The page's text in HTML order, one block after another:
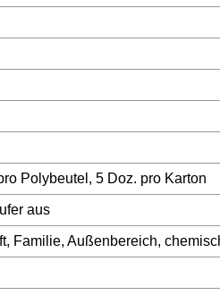
Polybeutel, 5 Doz. pro Karton
aus
Familie, Außenbereich,